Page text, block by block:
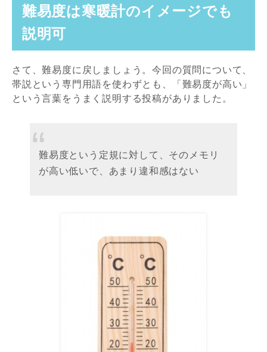
難易度は寒暖計のイメージでも
説明可
さて、難易度に戻しましょう。今回の質問について、
帯説という専門用語を使わずとも、「難易度が高い」
という言葉をうまく説明する投稿がありました。
難易度という定規に対して、そのメモリ
が高い低いで、あまり違和感はない